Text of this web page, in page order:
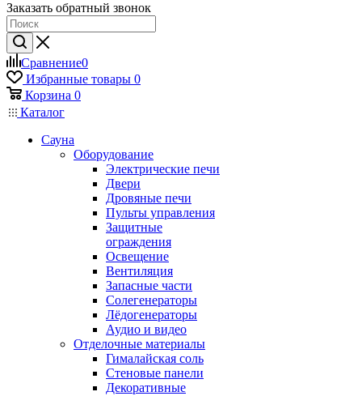
Заказать обратный звонок
Сравнение0
Избранные товары 0
Корзина 0
Каталог
Сауна
Оборудование
Электрические печи
Двери
Дровяные печи
Пульты управления
Защитные
ограждения
Освещение
Вентиляция
Запасные части
Солегенераторы
Лёдогенераторы
Аудио и видео
Отделочные материалы
Гималайская соль
Стеновые панели
Декоративные